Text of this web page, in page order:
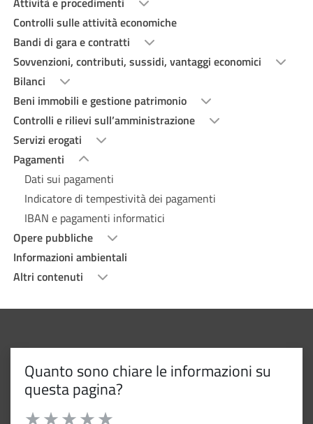
Controlli sulle attività economiche
Bandi di gara e contratti
Sovvenzioni, contributi, sussidi, vantaggi economici
Bilanci
Beni immobili e gestione patrimonio
Controlli e rilievi sull’amministrazione
Servizi erogati
Pagamenti
Dati sui pagamenti
Indicatore di tempestività dei pagamenti
IBAN e pagamenti informatici
Opere pubbliche
Informazioni ambientali
Altri contenuti
Quanto sono chiare le informazioni su
questa pagina?
Valuta da 1 a 5 stelle la pagina